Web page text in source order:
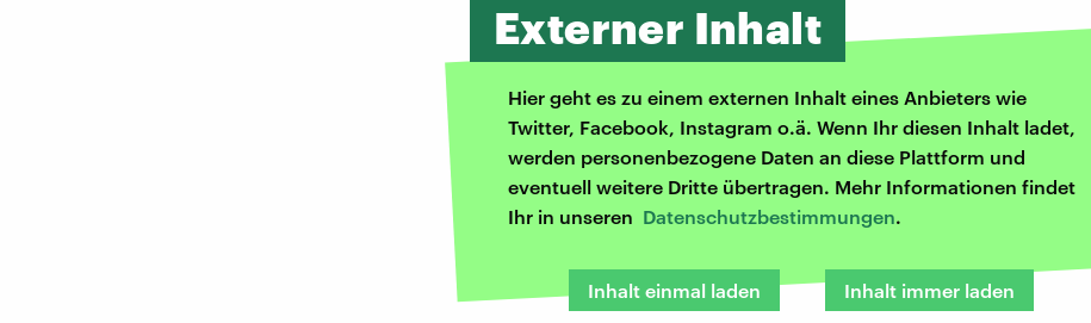
Externer Inhalt
Hier geht es zu einem externen Inhalt eines Anbieters wie
Twitter, Facebook, Instagram o.ä. Wenn Ihr diesen Inhalt ladet,
werden personenbezogene Daten an diese Plattform und
eventuell weitere Dritte übertragen. Mehr Informationen findet
Ihr in unseren Datenschutzbestimmungen.
Inhalt einmal laden Inhalt immer laden